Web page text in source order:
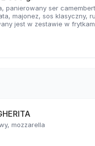
panierowany ser
majonez, sos klasyczny,
jest w zestawie w
mozzarella